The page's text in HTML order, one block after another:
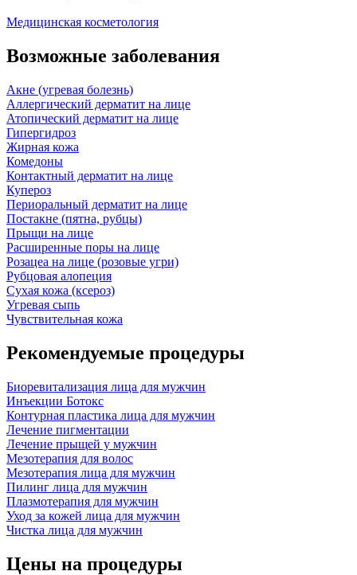
Медицинская косметология
Возможные заболевания
Акне (угревая болезнь)
Аллергический дерматит на лице
Атопический дерматит на лице
Гипергидроз
Жирная кожа
Комедоны
Контактный дерматит на лице
Купероз
Периоральный дерматит на лице
Постакне (пятна, рубцы)
Прыщи на лице
Расширенные поры на лице
Розацеа на лице (розовые угри)
Рубцовая алопеция
Сухая кожа (ксероз)
Угревая сыпь
Чувствительная кожа
Рекомендуемые процедуры
Биоревитализация лица для мужчин
Инъекции Ботокс
Контурная пластика лица для мужчин
Лечение пигментации
Лечение прыщей у мужчин
Мезотерапия для волос
Мезотерапия лица для мужчин
Пилинг лица для мужчин
Плазмотерапия для мужчин
Уход за кожей лица для мужчин
Чистка лица для мужчин
Цены на процедуры